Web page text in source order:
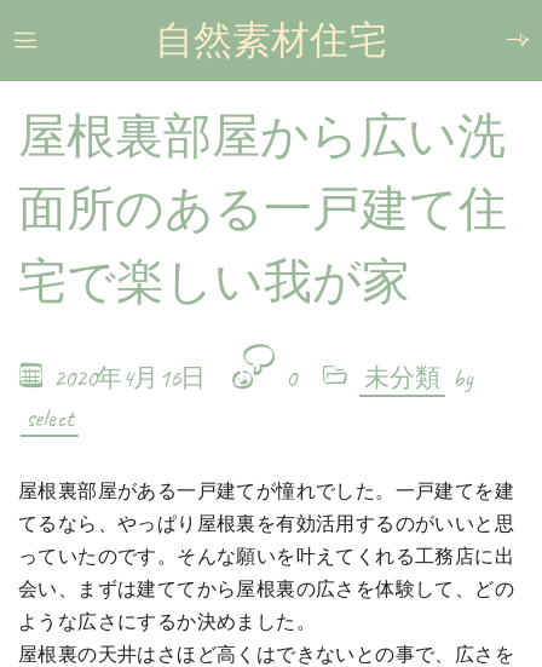
自然素材住宅
屋根裏部屋から広い洗
面所のある一戸建て住
宅で楽しい我が家
2020年4月16日 0 未分類 by
select
屋根裏部屋がある一戸建てが憧れでした。一戸建てを建
てるなら、やっぱり屋根裏を有効活用するのがいいと思
っていたのです。そんな願いを叶えてくれる工務店に出
会い、まずは建ててから屋根裏の広さを体験して、どの
ような広さにするか決めました。
屋根裏の天井はさほど高くはできないとの事で、広さを